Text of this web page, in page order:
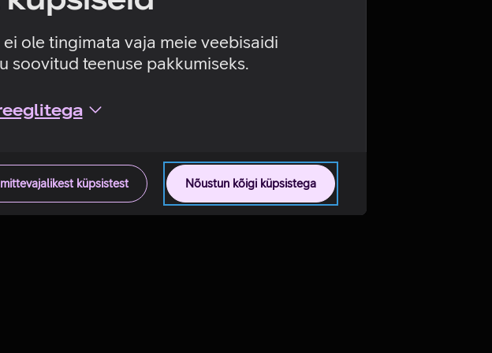
ole tingimata vaja meie veebisaidi
soovitud teenuse pakkumiseks.
Nõustun kõigi küpsistega
küpsistest